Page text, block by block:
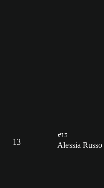
13
#13
Alessia Russo